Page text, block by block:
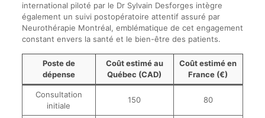
international piloté par le Dr Sylvain Desforges intègre
également un suivi postopératoire attentif assuré par
Neurothérapie Montréal, emblématique de cet engagement
constant envers la santé et le bien-être des patients.
Poste de
dépense
Coût estimé au
Québec (CAD)
Coût estimé en
France (€)
Consultation
initiale
150 80